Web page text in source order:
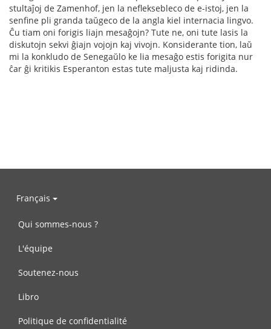
stultaĵoj de Zamenhof, jen la nefleksebleco de e-istoj, jen la
senfine pli granda taŭgeco de la angla kiel internacia lingvo.
Ĉu tiam oni forigis liajn mesaĝojn? Tute ne, oni tute lasis la
diskutojn sekvi ĝiajn vojojn kaj vivojn. Konsiderante tion, laŭ
mi la konkludo de Senegaŭlo ke lia mesaĝo estis forigita nur
ĉar ĝi kritikis Esperanton estas tute maljusta kaj ridinda.
Français
Qui sommes-nous ?
L'équipe
Soutenez-nous
Libro
Politique de confidentialité